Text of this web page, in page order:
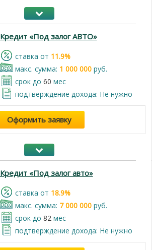
Кредит «Под залог АВТО»
cтавка от 11.9%
макс. сумма: 1 000 000руб.
срок до 60 мес
подтверждение дохода: Не нужно
Оформить заявку
Кредит «Под залог авто»
cтавка от 18.9%
макс. сумма: 7 000 000руб.
срок до 82 мес
подтверждение дохода: Не нужно